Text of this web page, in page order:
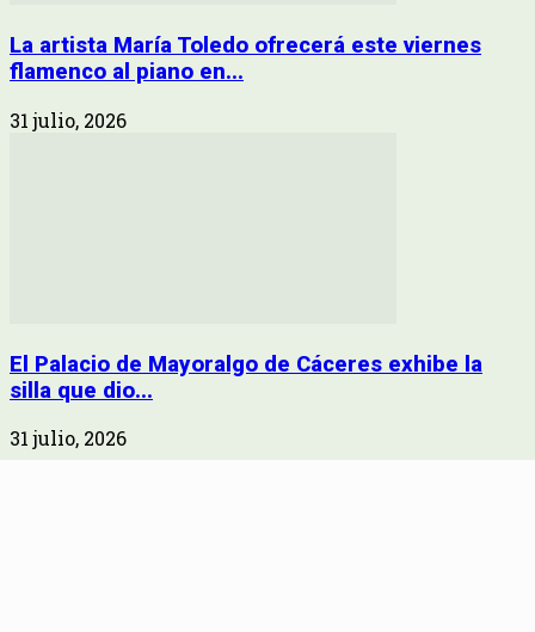
La artista María Toledo ofrecerá este viernes
flamenco al piano en...
31 julio, 2026
El Palacio de Mayoralgo de Cáceres exhibe la
silla que dio...
31 julio, 2026